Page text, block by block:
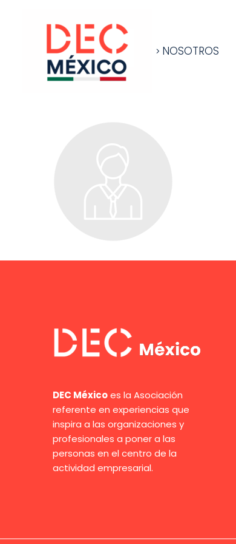
NOSOTROS
DEC Méxicoes la Asociación
referente en experiencias que
inspira a las organizaciones y
profesionales a poner a las
personas en el centro de la
actividad empresarial.